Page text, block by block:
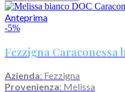
Anteprima
-5%
Fezzigna Caraconessa
Azienda: Fezzigna
Provenienza: Melissa